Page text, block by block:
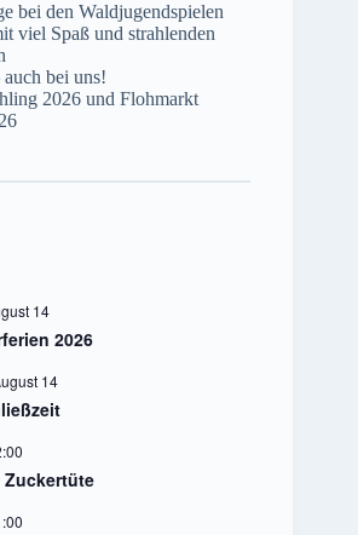
bei den Waldjugendspielen
viel Spaß und strahlenden
bei uns!
2026 und Flohmarkt
14
2026
14
Zuckertüte